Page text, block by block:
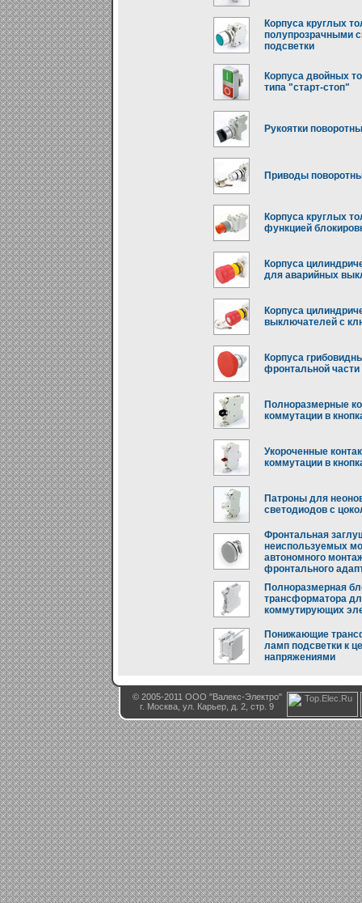
Корпуса круглых
полупрозрачными
подсветки
Корпуса двойных
типа "старт-стоп"
Рукоятки
Приводы
Корпуса круглых
функцией
Корпуса
для аварийных
Корпуса
выключателей с
Корпуса
фронтальной
Полноразмерные
коммутации в
Укороченные
коммутации в
Патроны для
светодиодов с
Фронтальная
неиспользуемых
автономного
фронтального
Полноразмерная
трансформатора
коммутирующих
Понижающие
ламп подсветки к
напряжениями
© 2005-2011 ООО "Валекс-Электро"
г. Москва, ул. Карьер, д. 2, стр. 9